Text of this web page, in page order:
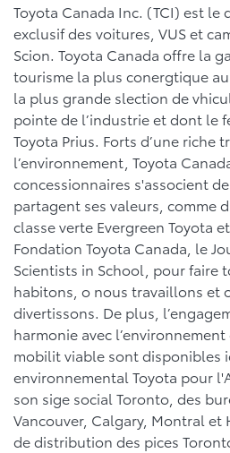
Toyota Canada Inc. (TCI) est
exclusif des voitures, VUS et
Scion. Toyota Canada offre la
tourisme la plus conergtique
la plus grande slection de
pointe de l’industrie et dont le
Toyota Prius. Forts d’une riche
l’environnement, Toyota
concessionnaires s'associent
partagent ses valeurs, comme
classe verte Evergreen Toyota
Fondation Toyota Canada, le
Scientists in School, pour faire
habitons, o nous travaillons et
divertissons. De plus,
harmonie avec
mobilit viable sont disponibles
environnemental Toyota pour
son sige social Toronto, des
Vancouver, Calgary, Montral et
de distribution des pices